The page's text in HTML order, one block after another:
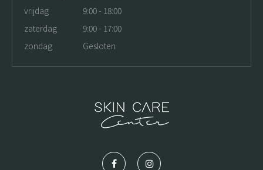
vrijdag
9:00 - 18:00
zaterdag
9:00 - 17:00
zondag
Gesloten